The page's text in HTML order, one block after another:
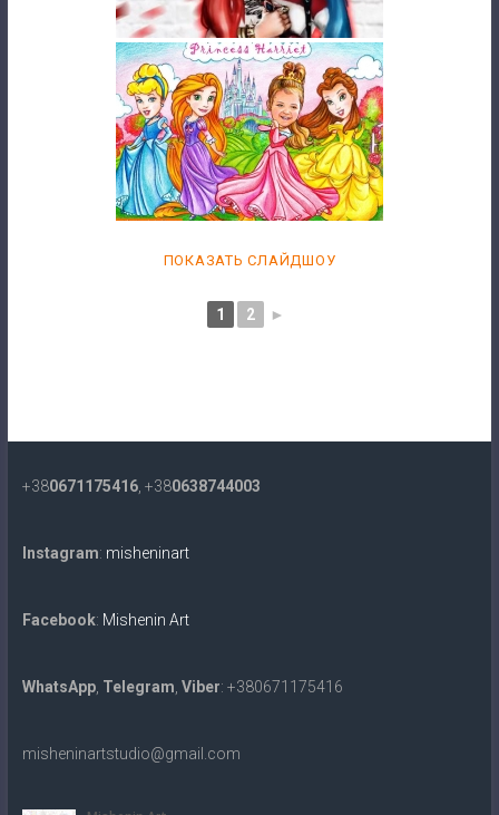
ПОКАЗАТЬ СЛАЙДШОУ
1 2 ►
+380671175416, +380638744003
Instagram: misheninart
Facebook: Mishenin Art
WhatsApp, Telegram Viber: +380671175416
misheninartstudio@gmail.com